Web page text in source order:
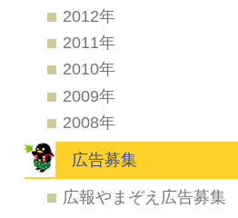
2012年
2011年
2010年
2009年
2008年
広告募集
広報やまぞえ広告募集